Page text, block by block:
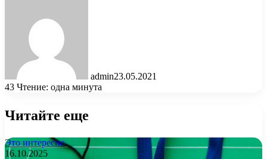
admin23.05.2021
43 Чтение: одна минута
Читайте еще
Это интересно
16.10.2025